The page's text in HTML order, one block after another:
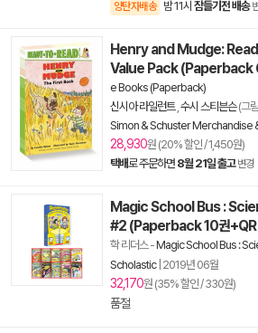
양탄자배송 밤 11시 잠들기전 배송
Henry and Mudge:
Value Pack (Paperback
e Books (Paperback)
신시아 라일런트, 수시 스티븐슨(그
Simon & Schuster Merchandise
28,930원 (20% 할인 / 1,450원)
택배로 주문하면 8월 21일 출고 변경
Magic School Bus :
#2 (Paperback 10권
학 리더스-Magic School Bus :
Scholastic| 2019년 06월
32,170원 (35% 할인 / 330원)
품절